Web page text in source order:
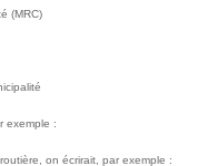
(MRC)
exemple :
on écrirait, par exemple :